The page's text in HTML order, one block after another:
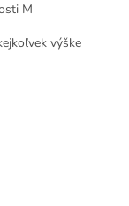
M
výške